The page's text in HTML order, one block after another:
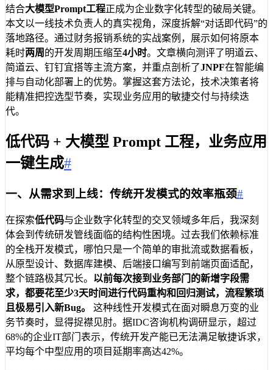
结合大模型Prompt工程正成为企业数字化转型的破局关键。
本文以一线技术负责人的真实视角，深度拆解“对话即代码”的
落地路径。通过财务报销系统的实战案例，展示如何将原本
耗时两周 的开发周期压缩至4小时。文章横向测评了明道云、
简道云、钉钉宜搭等主流方案，并重点剖析了JNPF在智能编
排与自动化部署上的优势。掌握这套方法论，技术决策者将
能精准把控选型节奏，实现业务应用的敏捷交付与持续迭
代。
低代码 + 大模型 Prompt 工程，业务应用
一键生成#
一、从需求到上线：传统开发模式的效率瓶颈#
在探索低代码与企业数字化转型的交叉领域多年后，我深刻
体会到传统研发管线面临的结构性困境。过去我们依赖标准
的全栈开发模式，哪怕只是一个简单的审批流或数据看板，
从原型设计、数据库建模、后端接口编写到前端页面适配，
整个链路极其冗长。 以前每次接到业务部门的新增字段需
求，都要花至少3天时间进行代码重构和回归测试，流程繁琐
且极易引入新Bug。
这种线性开发模式在面对瞬息万变的业
务节奏时，显得捉襟见肘。据IDC咨询机构调研显示，超过
68%的企业IT部门表示，传统开发产能已无法满足敏捷诉求，
平均每个中型应用的项目延期率高达42%。